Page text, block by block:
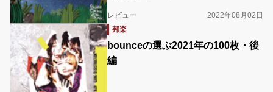
レビュー
2022年08月02日
邦楽
bounceの選ぶ2021年の100枚・後
編